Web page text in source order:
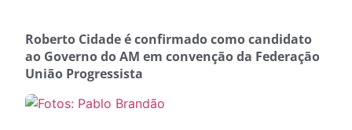
Roberto Cidade é confirmado como candidato
ao Governo do AM em convenção da Federação
União Progressista